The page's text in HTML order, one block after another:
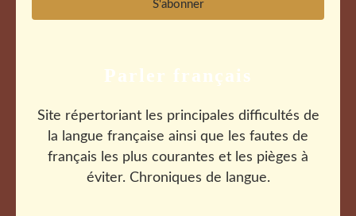
Parler français
Site répertoriant les principales difficultés de
la langue française ainsi que les fautes de
français les plus courantes et les pièges à
éviter. Chroniques de langue.